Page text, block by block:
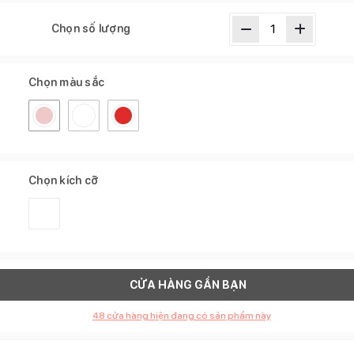
Chọn số lượng
Chọn màu sắc
Chọn kích cỡ
CỬA HÀNG GẦN BẠN
48 cửa hàng hiện đang có sản phẩm này